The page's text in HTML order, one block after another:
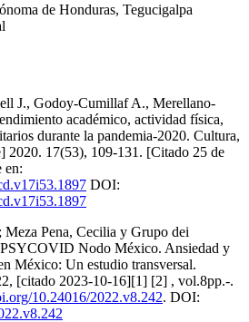
de Honduras, Tegucigalpa
J., Godoy-Cumillaf A., Merellano-
académico, actividad física,
durante la pandemia-2020. Cultura,
2020. 17(53), 109-131. [Citado 25 de
en:
DOI:
Pena, Cecilia y Grupo dei
Nodo México. Ansiedad y
México: Un estudio transversal.
[citado 2023-10-16][1] [2] , vol.8pp.-.
10.24016/2022.v8.242. DOI: